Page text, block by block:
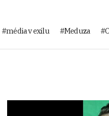
média v exilu Meduza